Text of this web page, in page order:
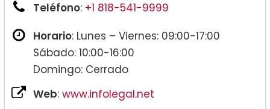
Teléfono: +1 818-541-9999
Horario: Lunes – Viernes: 09:00-17:00
Sábado: 10:00-16:00
Domingo: Cerrado
Web: www.infolegal.net